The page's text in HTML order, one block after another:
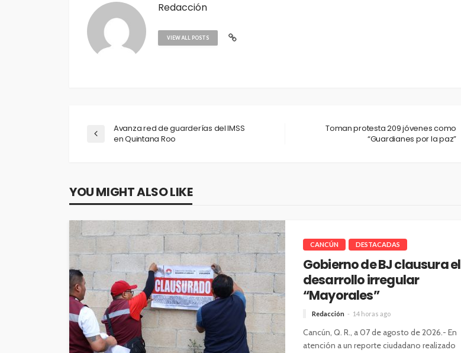
Redacción
VIEW ALL POSTS
Avanza red de guarderías del IMSS
en Quintana Roo
Toman protesta 209 jóvenes como
“Guardianes por la paz”
YOU MIGHT ALSO LIKE
CANCÚN DESTACADAS
Gobierno de BJ clausura el
desarrollo irregular
“Mayorales”
Redacción 14 horas ago
Cancún, Q. R., a 07 de agosto de 2026.- En
atención a un reporte ciudadano realizado